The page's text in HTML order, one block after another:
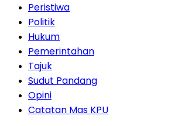
Peristiwa
Politik
Hukum
Pemerintahan
Tajuk
Sudut Pandang
Opini
Catatan Mas KPU